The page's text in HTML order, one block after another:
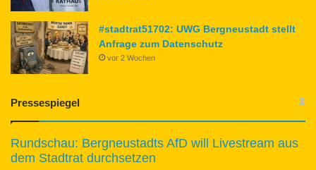
#stadtrat51702: UWG Bergneustadt stellt
Anfrage zum Datenschutz
vor 2 Wochen
Pressespiegel
Rundschau: Bergneustadts AfD will Livestream aus
dem Stadtrat durchsetzen